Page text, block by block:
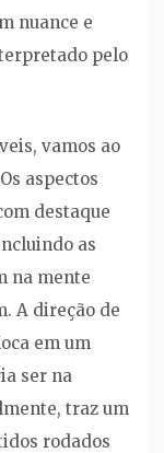
nuance e
pelo
vamos ao
aspectos
destaque
as
na mente
A direção de
em um
ser na
traz um
rodados